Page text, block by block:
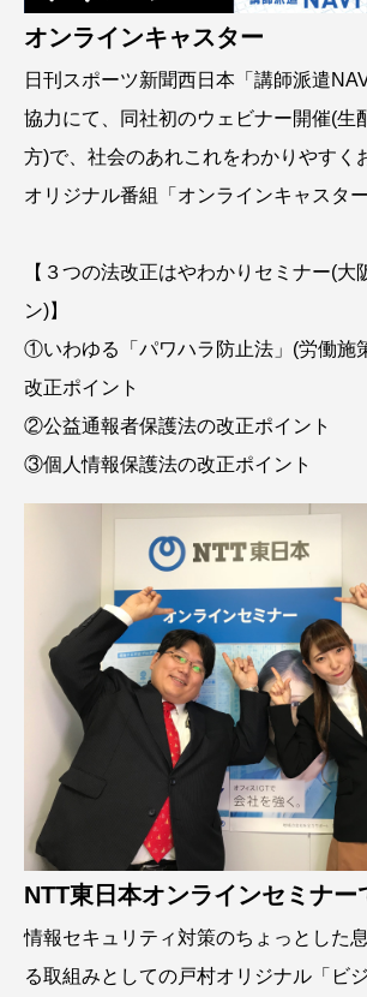
オンラインキャスター
日刊スポーツ新聞西日本「講師派遣
協力にて、同社初のウェビナー開催(生
方)で、社会のあれこれをわかりやすく
オリジナル番組「オンラインキャスタ
【３つの法改正はやわかりセミナー(大
ン)】
①いわゆる「パワハラ防止法」(労働施
改正ポイント
②公益通報者保護法の改正ポイント
③個人情報保護法の改正ポイント
NTT東日本オンラインセミナー
情報セキュリティ対策のちょっとした
る取組みとしての戸村オリジナル「ビ